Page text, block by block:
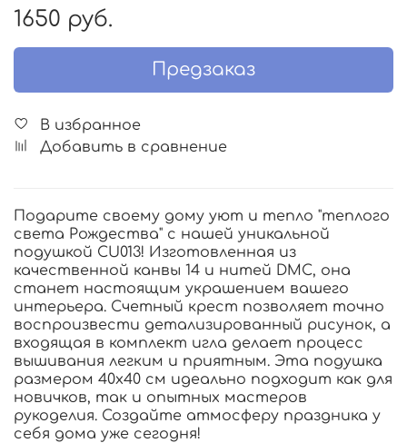
1650 руб.
Предзаказ
В избранное
Добавить в сравнение
Подарите своему дому уют и тепло "теплого
света Рождества" с нашей уникальной
подушкой CU013! Изготовленная из
качественной канвы 14 и нитей DMC, она
станет настоящим украшением вашего
интерьера. Счетный крест позволяет точно
воспроизвести детализированный рисунок, а
входящая в комплект игла делает процесс
вышивания легким и приятным. Эта подушка
размером 40х40 см идеально подходит как для
новичков, так и опытных мастеров
рукоделия. Создайте атмосферу праздника у
себя дома уже сегодня!